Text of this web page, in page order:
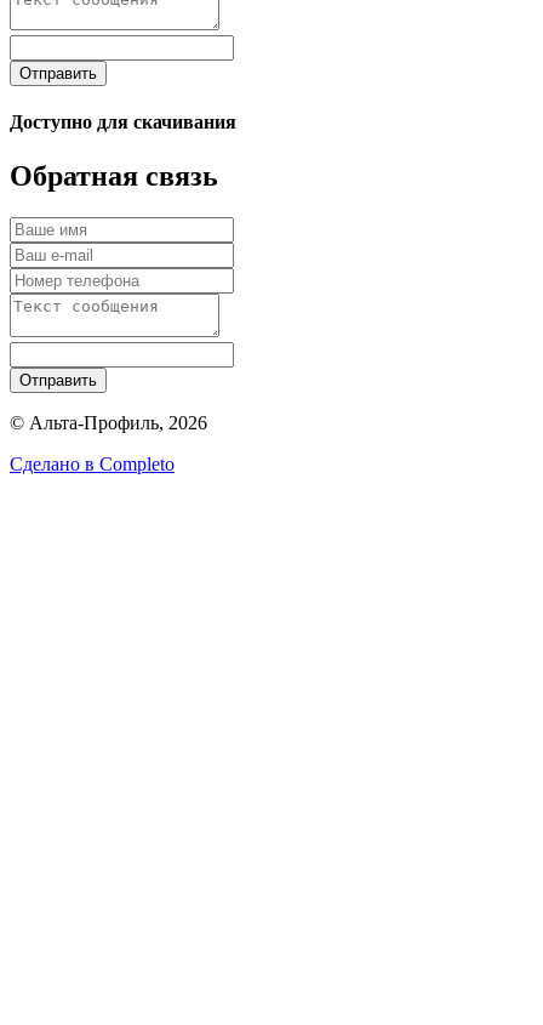
Отправить
Доступно для скачивания
Обратная связь
Отправить
© Альта-Профиль, 2026
Сделано в Completo